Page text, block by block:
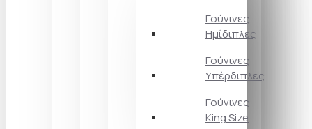
Γούνινες
Ημίδιπλες
Γούνινες
Υπέρδιπλες
Γούνινες
King Size